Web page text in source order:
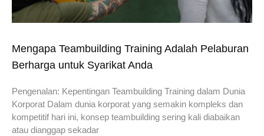
Mengapa Teambuilding Training Adalah Pelaburan
Berharga untuk Syarikat Anda
Pengenalan: Kepentingan Teambuilding Training dalam Dunia
Korporat Dalam dunia korporat yang semakin kompleks dan
kompetitif hari ini, konsep teambuilding sering kali diabaikan
atau dianggap sekadar